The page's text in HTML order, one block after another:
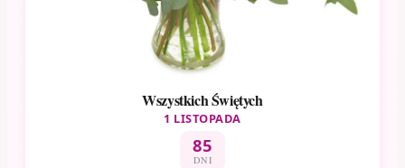
Wszystkich Świętych
1 LISTOPADA
85
DNI